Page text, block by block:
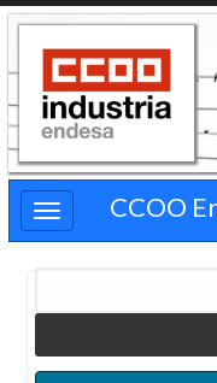
Pasar
contenido
principal
CCOO